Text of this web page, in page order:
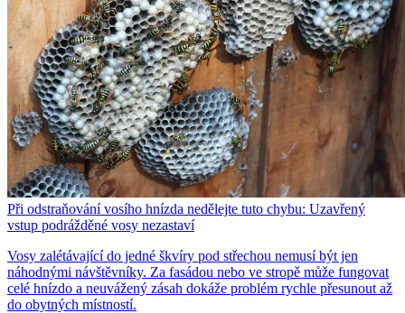
Při odstraňování vosího hnízda nedělejte tuto chybu: Uzavřený
vstup podrážděné vosy nezastaví
Vosy zalétávající do jedné škvíry pod střechou nemusí být jen
náhodnými návštěvníky. Za fasádou nebo ve stropě může fungovat
celé hnízdo a neuvážený zásah dokáže problém rychle přesunout až
do obytných místností.